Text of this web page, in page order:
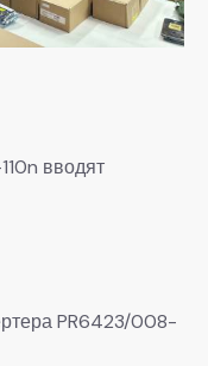
вводят
PR6423/008-